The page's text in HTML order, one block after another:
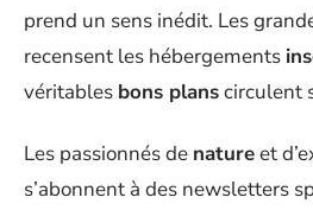
prend un sens inédit. Les
recensent les hébergements
véritables bons planscirculent
Les passionnés de natureet
s’abonnent à des newsletters